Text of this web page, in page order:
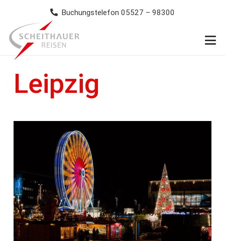
Buchungstelefon 05527 – 98300
Leipzig